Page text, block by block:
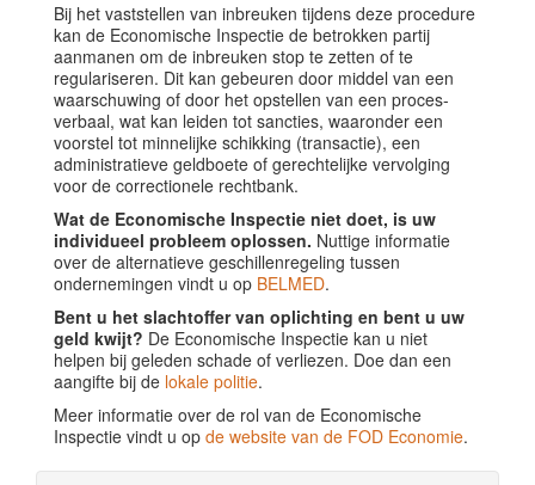
Bij het vaststellen van inbreuken tijdens deze procedure
kan de Economische Inspectie de betrokken partij
aanmanen om de inbreuken stop te zetten of te
regulariseren. Dit kan gebeuren door middel van een
waarschuwing of door het opstellen van een proces-
verbaal, wat kan leiden tot sancties, waaronder een
voorstel tot minnelijke schikking (transactie), een
administratieve geldboete of gerechtelijke vervolging
voor de correctionele rechtbank.
Wat de Economische Inspectie niet doet, is uw
individueel probleem oplossen. Nuttige informatie
over de alternatieve geschillenregeling tussen
ondernemingen vindt u op BELMED.
Bent u het slachtoffer van oplichting en bent u uw
geld kwijt? De Economische Inspectie kan u niet
helpen bij geleden schade of verliezen. Doe dan een
aangifte bij de lokale politie.
Meer informatie over de rol van de Economische
Inspectie vindt u op de website van de FOD Economie.